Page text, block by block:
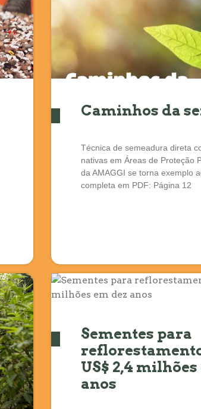
Caminhos da
Técnica de semeadura direta
nativas em Áreas de Proteção
da AMAGGI se torna exemplo
completa em PDF: Página 12
Sementes para
US$ 2,4
anos